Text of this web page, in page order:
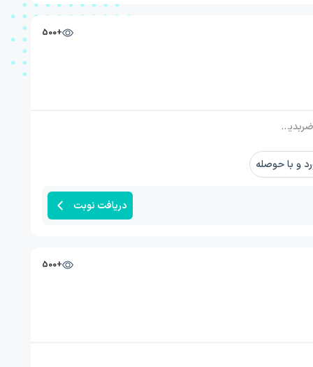
+500
فقرات
و با حوصله
دریافت نوبت
+500